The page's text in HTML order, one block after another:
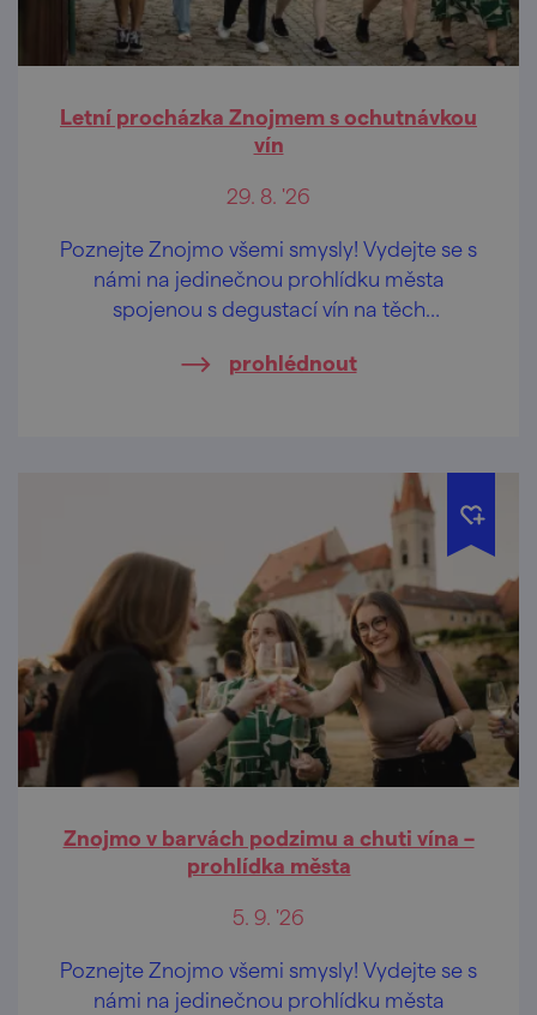
Letní procházka Znojmem s ochutnávkou
vín
29. 8. '26
Poznejte Znojmo všemi smysly! Vydejte se s
námi na jedinečnou prohlídku města
spojenou s degustací vín na těch
prohlédnout
Znojmo v barvách podzimu a chuti vína –
prohlídka města
5. 9. '26
Poznejte Znojmo všemi smysly! Vydejte se s
námi na jedinečnou prohlídku města